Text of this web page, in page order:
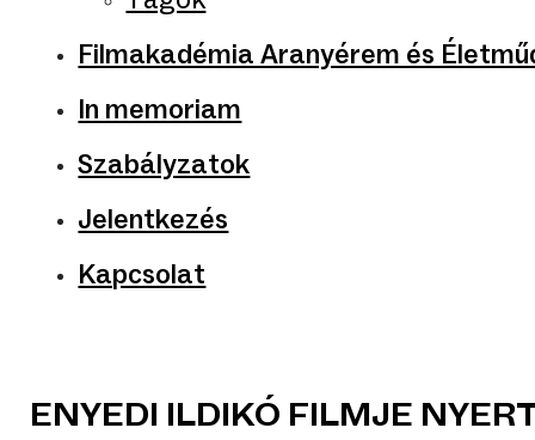
Filmakadémia Aranyérem és
In memoriam
Szabályzatok
Jelentkezés
Kapcsolat
ENYEDI ILDIKÓ FILMJE